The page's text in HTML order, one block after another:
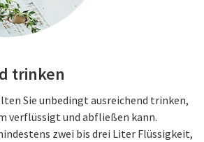
trinken
Sie unbedingt ausreichend trinken,
verflüssigt und abfließen kann.
zwei bis drei Liter Flüssigkeit,